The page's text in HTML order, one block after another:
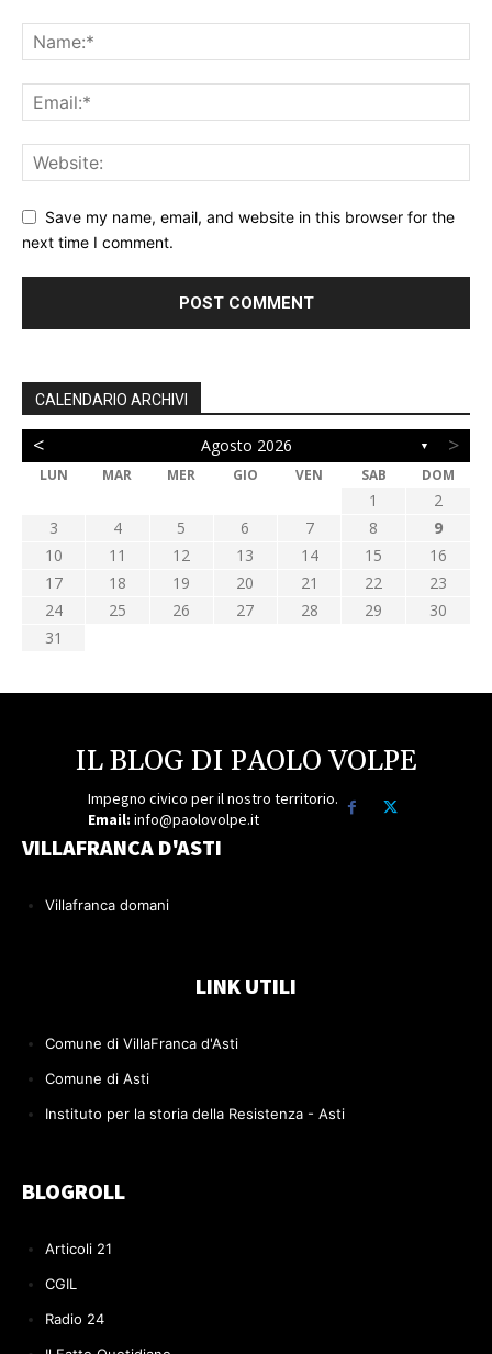
Save my name, email, and website in this browser for the
next time I comment.
CALENDARIO ARCHIVI
< Agosto 2026 ▼ >
LUN MAR MER GIO VEN SAB DOM
1
2
3
4 5 6 7 8
9
10
11 12 13 14 15
16
17
18 19 20 21 22
23
24
25 26 27 28 29
30
31
IL BLOG DI PAOLO VOLPE
Impegno civico per il nostro territorio.
Email: info@paolovolpe.it
VILLAFRANCA D'ASTI
Villafranca domani
LINK UTILI
Comune di VillaFranca d'Asti
Comune di Asti
Instituto per la storia della Resistenza - Asti
BLOGROLL
Articoli 21
CGIL
Radio 24